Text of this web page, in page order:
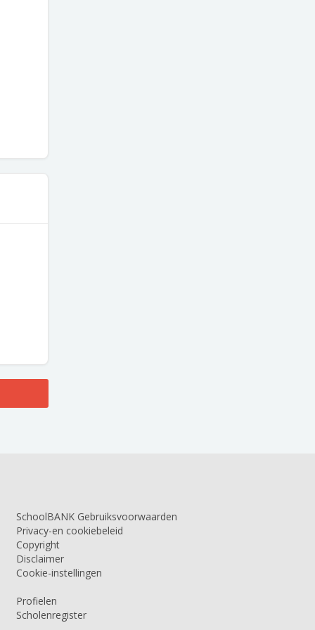
SchoolBANK Gebruiksvoorwaarden
Privacy-en cookiebeleid
Copyright
Disclaimer
Cookie-instellingen
Profielen
Scholenregister